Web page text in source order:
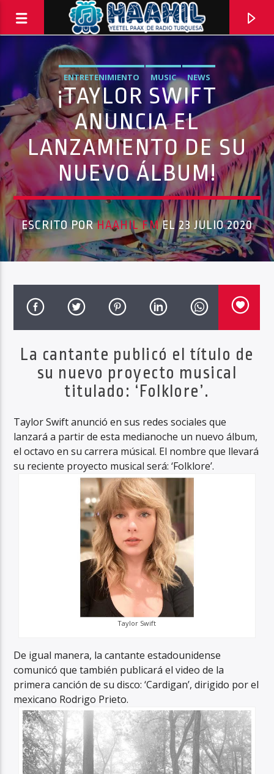
PROGRAMA ACTUAL
PASAPORTE MUNDIAL
ENTRETENIMIENTO MUSIC NEWS
¡TAYLOR SWIFT
ANUNCIA EL
LANZAMIENTO DE SU
NUEVO ÁLBUM!
ESCRITO PORHAAHIL FMEL 23 JULIO 2020
La cantante publicó el título de
su nuevo proyecto musical
titulado: ‘Folklore’.
Taylor Swift anunció en sus redes sociales que
lanzará a partir de esta medianoche un nuevo álbum,
el octavo en su carrera músical. El nombre que llevará
su reciente proyecto musical será: ‘Folklore’.
Taylor Swift
De igual manera, la cantante estadounidense
comunicó que también publicará el video de la
primera canción de su disco: ‘Cardigan’, dirigido por el
mexicano Rodrigo Prieto.